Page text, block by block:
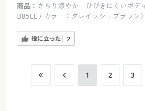
商品： さらり涼やか ひびきにくいボデ
B85LL / カラー：グレイッシュブラウン）
役に立った 2
​1 ​2 ​3